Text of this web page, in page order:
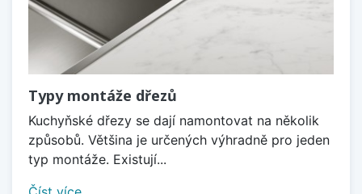
Typy montáže dřezů
Kuchyňské dřezy se dají namontovat na několik
způsobů. Většina je určených výhradně pro jeden
typ montáže. Existují...